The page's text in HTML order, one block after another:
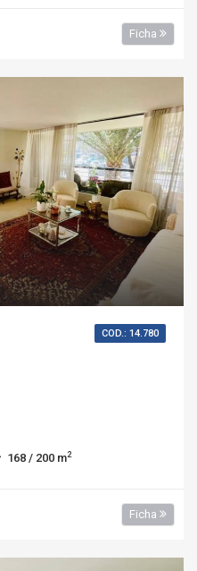
Ficha
COD.: 14.780
168 / 200 m2
Ficha